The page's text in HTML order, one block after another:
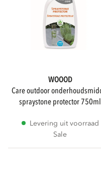
WOOOD
care outdoor onderhoudsmiddel
spraystone protector 750ml
Levering uit voorraad
Sale